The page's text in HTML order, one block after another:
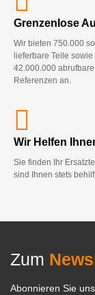
Grenzenlose
Wir bieten 750.000
lieferbare Teile sowie
42.000.000
Referenzen an.
Wir Helfen
Sie finden Ihr
sind Ihnen stets
Zum
Abonnieren Sie